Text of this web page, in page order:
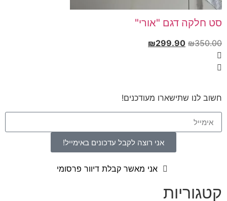
סט חלקה דגם "אורי"
₪350.00
₪299.90
חשוב לנו שתישארו מעודכנים!
אני רוצה לקבל עדכונים באימייל!
אני מאשר קבלת דיוור פרסומי
קטגוריות